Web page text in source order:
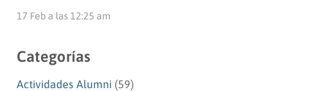
17 Feb a las 12:25 am
Categorías
Actividades Alumni (59)